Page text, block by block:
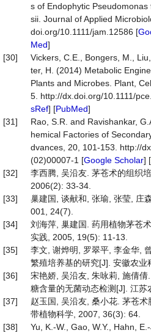
s of Endophytic
sii. Journal of Applied
doi.org/10.1111/jam.12586 [
Med]
[30]
Vickers, C.E., Bongers, M.,
ter, H. (2014) Metabolic
Plants and Microbes. Plant,
5. http://dx.doi.org/10.1111/
sRef] [PubMed]
[31]
Rao, S.R. and Ravishankar,
hemical Factories of
dvances, 20, 101-153. http://
(02)00007-1 [Google Scholar] [
[32]
李西腾, 吴沿友. 茅苍术的组织
2006(2): 33-34.
[33]
巢建国, 谈献和, 张瑜, 张莹, 庄
001, 24(7).
[34]
刘海萍, 巢建国. 药用植物茅苍
实践, 2005, 19(5): 11-13.
[35]
李文, 谢烨明, 罗翠平, 李金华,
繁殖培养基的研究[J]. 安徽农
[36]
宋艳娇, 吴沿友, 朱咏莉, 施倩
糖含量的无菌动态检测[J]. 江苏
[37]
赵玉国, 吴沿友, 桑小花. 茅苍
带植物科学, 2007, 36(3): 64.
[38]
Yu, K.-W., Gao, W.Y., Hahn,